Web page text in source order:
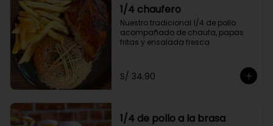
1/4 chaufero
Nuestro tradicional 1/4 de pollo
acompañado de chaufa, papas
fritas y ensalada fresca
S/ 34.90
1/4 de pollo a la brasa